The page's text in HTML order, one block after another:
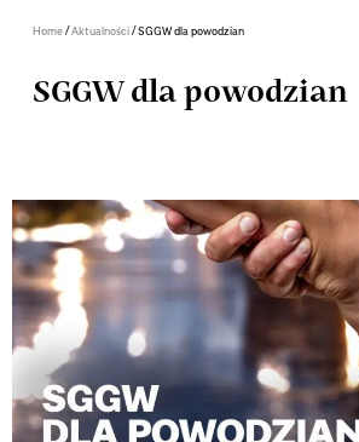
Home/Aktualności/SGGW dla powodzian
SGGW dla powodzian